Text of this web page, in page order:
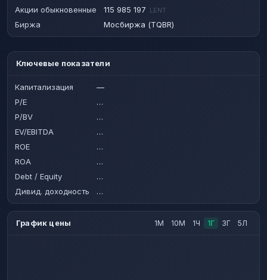
Акции обыкновенные
115 985 197 LENT
Биржа Мосбиржа (TQBR)
Ключевые показатели
Капитализация
—
P/E
…
P/BV
…
EV/EBITDA
…
ROE
…
ROA
…
Debt / Equity
…
Дивид. доходность
…
График цены 1М 10М 1Ч 1Г 3Г 5Л